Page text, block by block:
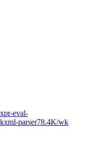
eval-
xml-parser78.4K/wk